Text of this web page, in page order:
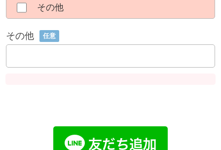
その他
その他 任意